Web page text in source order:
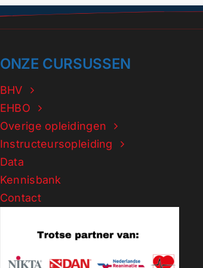
ONZE CURSUSSEN
BHV
EHBO
Overige opleidingen
Instructeursopleiding
Data
Kennisbank
Contact